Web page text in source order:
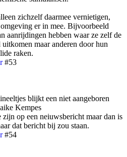
zichzelf daarmee vernietigen,
er in mee. Bijvoorbeeld
aanrijdingen hebben waar ze zelf de
maar anderen door hun
raken.
#53
blijkt een niet aangeboren
Kempes
op een neiuwsbericht maar dan is
dat bericht bij zou staan.
#54